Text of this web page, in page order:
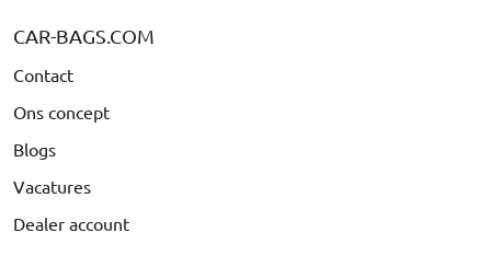
CAR-BAGS.COM
Contact
Ons concept
Blogs
Vacatures
Dealer account